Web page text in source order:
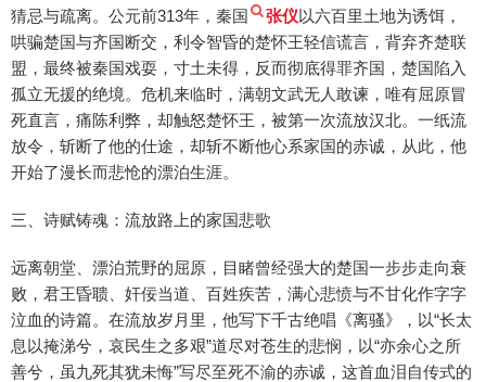
猜忌与疏离。公元前313年，秦国
张仪以六百里土地为诱饵，
哄骗楚国与齐国断交，利令智昏的楚怀王轻信谎言，背弃齐楚联
盟，最终被秦国戏耍，寸土未得，反而彻底得罪齐国，楚国陷入
孤立无援的绝境。危机来临时，满朝文武无人敢谏，唯有屈原冒
死直言，痛陈利弊，却触怒楚怀王，被第一次流放汉北。一纸流
放令，斩断了他的仕途，却斩不断他心系家国的赤诚，从此，他
开始了漫长而悲怆的漂泊生涯。
三、诗赋铸魂：流放路上的家国悲歌
远离朝堂、漂泊荒野的屈原，目睹曾经强大的楚国一步步走向衰
败，君王昏聩、奸佞当道、百姓疾苦，满心悲愤与不甘化作字字
泣血的诗篇。在流放岁月里，他写下千古绝唱《离骚》，以“长太
息以掩涕兮，哀民生之多艰”道尽对苍生的悲悯，以“亦余心之所
善兮，虽九死其犹未悔”写尽至死不渝的赤诚，这首血泪自传式的